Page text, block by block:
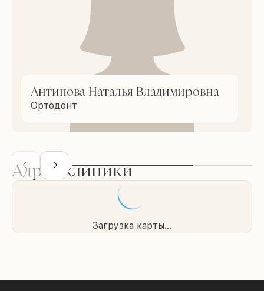
Антипова Наталья Владимировна
Ортодонт
Адрес клиники
Загрузка карты...